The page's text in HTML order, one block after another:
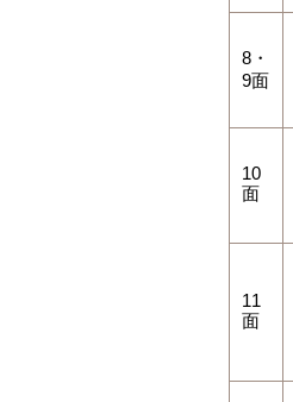
8・
9面
10
面
11
面